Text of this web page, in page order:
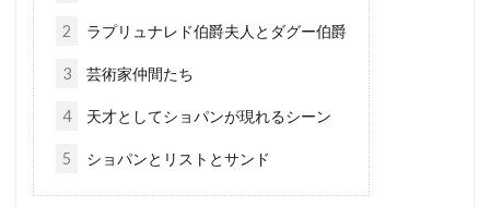
2 ラプリュナレド伯爵夫人とダグー伯爵
3 芸術家仲間たち
4 天才としてショパンが現れるシーン
5 ショパンとリストとサンド